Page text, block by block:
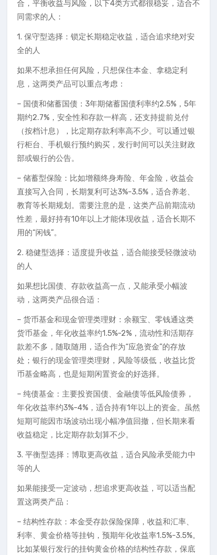
合，平衡收益与风险，以下4类方式都很稳妥，适合不
同需求的人：
1. 保守型选择：锁定长期稳定收益，适合追求绝对安
全的人
如果不想承担任何风险，只想保住本金、拿稳定利
息，这两类产品可以重点考虑：
– 国债和储蓄国债：3年期储蓄国债利率约2.5%，5年
期约2.7%，安全性和存款一样高，还支持提前兑付
（按档计息），比定期存款利率高不少。可以通过银
行柜台、手机银行预约购买，发行时间可以关注财政
部或银行的公告。
– 储蓄型保险：比如增额终身寿险、年金险，收益会
直接写入合同，长期复利可达3%-3.5%，适合养老、
教育等长期规划。需要注意的是，这类产品前期流动
性差，最好持有10年以上才能体现收益，适合长期不
用的“闲钱”。
2. 稳健型选择：适度提升收益，适合能接受轻微波动
的人
如果想比国债、存款收益高一点，又能承受小幅波
动，这两类产品很合适：
– 货币基金和现金管理类理财：余额宝、零钱通这类
货币基金，年化收益率约1.5%-2%，流动性和活期存
款差不多，随取随用，适合作为“应急资金”的存放
处；银行的现金管理类理财，风险等级低，收益比货
币基金略高，也是短期闲置资金的好选择。
– 纯债基金：主要投资国债、金融债等低风险债券，
年化收益率约3%-4%，适合持有1年以上的资金。虽然
短期可能因市场波动出现小幅净值回撤，但长期来看
收益稳定，比定期存款划算不少。
3. 平衡型选择：博取更高收益，适合风险承受能力中
等的人
如果能接受一定波动，想追求更高收益，可以适当配
置这两类产品：
– 结构性存款：本金受存款保险保障，收益和汇率、
利率、黄金价格等挂钩，预期年化收益率1.5%-3.5%。
比如某银行发行的挂钩黄金价格的结构性存款，保底